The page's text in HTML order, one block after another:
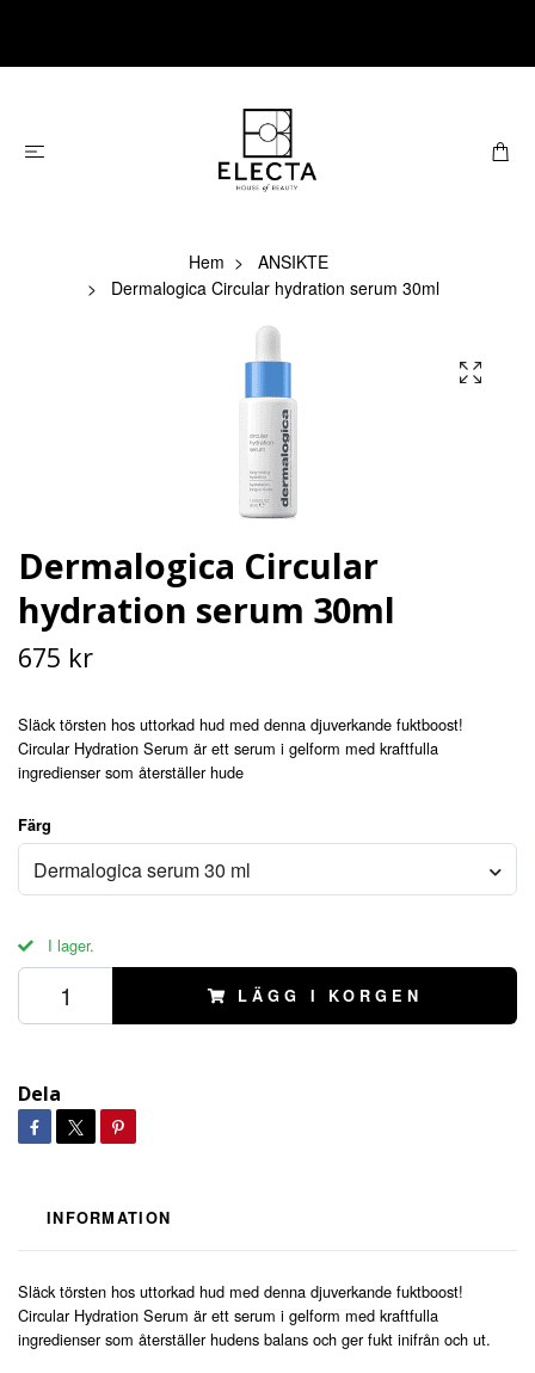
Hem
ANSIKTE
Dermalogica Circular hydration serum 30ml
Dermalogica Circular
hydration serum 30ml
675 kr
Släck törsten hos uttorkad hud med denna djuverkande fuktboost!
Circular Hydration Serum är ett serum i gelform med kraftfulla
ingredienser som återställer hude
Färg
Dermalogica serum 30 ml
I lager.
LÄGG I KORGEN
Dela
INFORMATION
Släck törsten hos uttorkad hud med denna djuverkande fuktboost!
Circular Hydration Serum är ett serum i gelform med kraftfulla
ingredienser som återställer hudens balans och ger fukt inifrån och ut.